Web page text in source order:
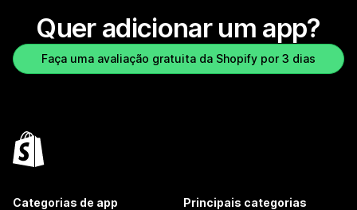
Quer adicionar um app?
Faça uma avaliação gratuita da Shopify por 3 dias
Categorias de app Principais categorias